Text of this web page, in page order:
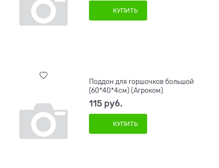
КУПИТЬ
Поддон для горшочков большой
(60*40*4см) (Агроком)
115 руб.
КУПИТЬ